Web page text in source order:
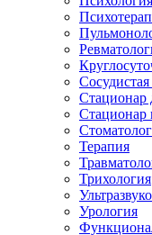
Стационар
Стационар
Терапия
Трихология
Урология